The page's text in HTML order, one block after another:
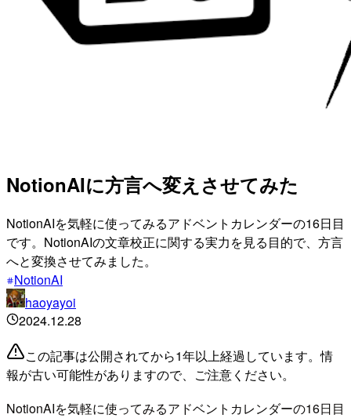
NotionAIに方言へ変えさせてみた
NotionAIを気軽に使ってみるアドベントカレンダーの16日目
です。NotionAIの文章校正に関する実力を見る目的で、方言
へと変換させてみました。
NotionAI
haoyayoi
2024.12.28
この記事は公開されてから1年以上経過しています。情
報が古い可能性がありますので、ご注意ください。
NotionAIを気軽に使ってみるアドベントカレンダーの16日目